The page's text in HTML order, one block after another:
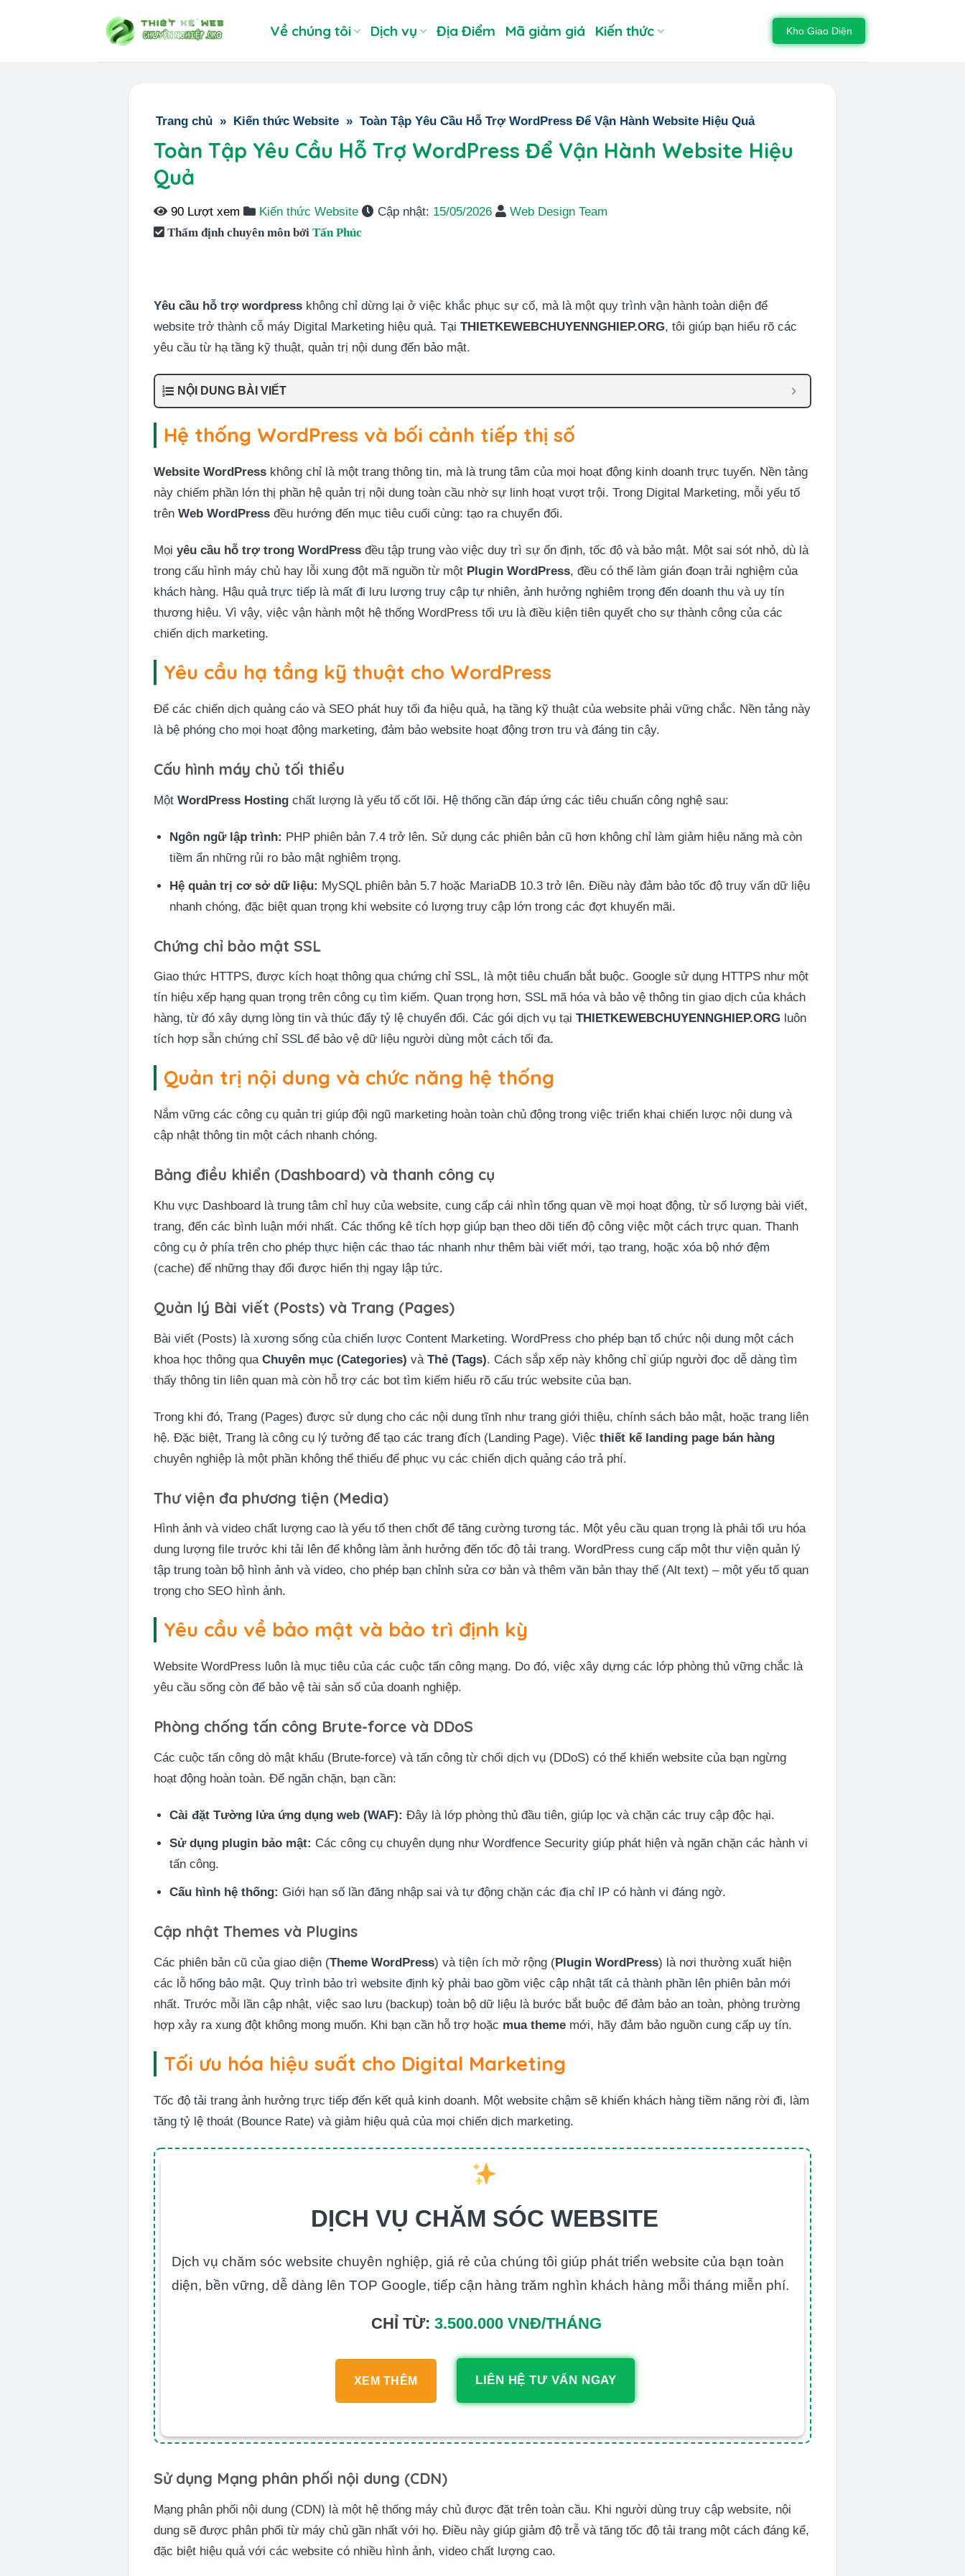
Về chúng tôi Dịch vụ Địa Điểm Mã giảm giá Kiến thức Kho Giao Diện
Trang chủ » Kiến thức Website » Toàn Tập Yêu Cầu Hỗ Trợ WordPress Để Vận Hành Website Hiệu Quả
Toàn Tập Yêu Cầu Hỗ Trợ WordPress Để Vận Hành Website Hiệu
Quả
90 Lượt xem Kiến thức Website Cập nhật: 15/05/2026 Web Design Team
Thẩm định chuyên môn bởiTấn Phúc
Yêu cầu hỗ trợ wordpress không chỉ dừng lại ở việc khắc phục sự cố, mà là một quy trình vận hành toàn diện để
website trở thành cỗ máy Digital Marketing hiệu quả. TạiTHIETKEWEBCHUYENNGHIEP.ORG, tôi giúp bạn hiểu rõ các
yêu cầu từ hạ tầng kỹ thuật, quản trị nội dung đến bảo mật.
NỘI DUNG BÀI VIẾT
Hệ thống WordPress và bối cảnh tiếp thị số
Website WordPress không chỉ là một trang thông tin, mà là trung tâm của mọi hoạt động kinh doanh trực tuyến. Nền tảng
này chiếm phần lớn thị phần hệ quản trị nội dung toàn cầu nhờ sự linh hoạt vượt trội. Trong Digital Marketing, mỗi yếu tố
trênWeb WordPress đều hướng đến mục tiêu cuối cùng: tạo ra chuyển đổi.
Mọiyêu cầu hỗ trợ trong WordPress đều tập trung vào việc duy trì sự ổn định, tốc độ và bảo mật. Một sai sót nhỏ, dù là
trong cấu hình máy chủ hay lỗi xung đột mã nguồn từ một Plugin WordPress, đều có thể làm gián đoạn trải nghiệm của
khách hàng. Hậu quả trực tiếp là mất đi lưu lượng truy cập tự nhiên, ảnh hưởng nghiêm trọng đến doanh thu và uy tín
thương hiệu. Vì vậy, việc vận hành một hệ thống WordPress tối ưu là điều kiện tiên quyết cho sự thành công của các
chiến dịch marketing.
Yêu cầu hạ tầng kỹ thuật cho WordPress
Để các chiến dịch quảng cáo và SEO phát huy tối đa hiệu quả, hạ tầng kỹ thuật của website phải vững chắc. Nền tảng này
là bệ phóng cho mọi hoạt động marketing, đảm bảo website hoạt động trơn tru và đáng tin cậy.
Cấu hình máy chủ tối thiểu
MộtWordPress Hosting chất lượng là yếu tố cốt lõi. Hệ thống cần đáp ứng các tiêu chuẩn công nghệ sau:
Ngôn ngữ lập trình: PHP phiên bản 7.4 trở lên. Sử dụng các phiên bản cũ hơn không chỉ làm giảm hiệu năng mà còn
tiềm ẩn những rủi ro bảo mật nghiêm trọng.
Hệ quản trị cơ sở dữ liệu: MySQL phiên bản 5.7 hoặc MariaDB 10.3 trở lên. Điều này đảm bảo tốc độ truy vấn dữ liệu
nhanh chóng, đặc biệt quan trọng khi website có lượng truy cập lớn trong các đợt khuyến mãi.
Chứng chỉ bảo mật SSL
Giao thức HTTPS, được kích hoạt thông qua chứng chỉ SSL, là một tiêu chuẩn bắt buộc. Google sử dụng HTTPS như một
tín hiệu xếp hạng quan trọng trên công cụ tìm kiếm. Quan trọng hơn, SSL mã hóa và bảo vệ thông tin giao dịch của khách
hàng, từ đó xây dựng lòng tin và thúc đẩy tỷ lệ chuyển đổi. Các gói dịch vụ tạiTHIETKEWEBCHUYENNGHIEP.ORG luôn
tích hợp sẵn chứng chỉ SSL để bảo vệ dữ liệu người dùng một cách tối đa.
Quản trị nội dung và chức năng hệ thống
Nắm vững các công cụ quản trị giúp đội ngũ marketing hoàn toàn chủ động trong việc triển khai chiến lược nội dung và
cập nhật thông tin một cách nhanh chóng.
Bảng điều khiển (Dashboard) và thanh công cụ
Khu vực Dashboard là trung tâm chỉ huy của website, cung cấp cái nhìn tổng quan về mọi hoạt động, từ số lượng bài viết,
trang, đến các bình luận mới nhất. Các thống kê tích hợp giúp bạn theo dõi tiến độ công việc một cách trực quan. Thanh
công cụ ở phía trên cho phép thực hiện các thao tác nhanh như thêm bài viết mới, tạo trang, hoặc xóa bộ nhớ đệm
(cache) để những thay đổi được hiển thị ngay lập tức.
Quản lý Bài viết (Posts) và Trang (Pages)
Bài viết (Posts) là xương sống của chiến lược Content Marketing. WordPress cho phép bạn tổ chức nội dung một cách
khoa học thông quaChuyên mục (Categories) vàThẻ (Tags). Cách sắp xếp này không chỉ giúp người đọc dễ dàng tìm
thấy thông tin liên quan mà còn hỗ trợ các bot tìm kiếm hiểu rõ cấu trúc website của bạn.
Trong khi đó, Trang (Pages) được sử dụng cho các nội dung tĩnh như trang giới thiệu, chính sách bảo mật, hoặc trang liên
hệ. Đặc biệt, Trang là công cụ lý tưởng để tạo các trang đích (Landing Page). Việcthiết kế landing page bán hàng
chuyên nghiệp là một phần không thể thiếu để phục vụ các chiến dịch quảng cáo trả phí.
Thư viện đa phương tiện (Media)
Hình ảnh và video chất lượng cao là yếu tố then chốt để tăng cường tương tác. Một yêu cầu quan trọng là phải tối ưu hóa
dung lượng file trước khi tải lên để không làm ảnh hưởng đến tốc độ tải trang. WordPress cung cấp một thư viện quản lý
tập trung toàn bộ hình ảnh và video, cho phép bạn chỉnh sửa cơ bản và thêm văn bản thay thế (Alt text) – một yếu tố quan
trọng cho SEO hình ảnh.
Yêu cầu về bảo mật và bảo trì định kỳ
Website WordPress luôn là mục tiêu của các cuộc tấn công mạng. Do đó, việc xây dựng các lớp phòng thủ vững chắc là
yêu cầu sống còn để bảo vệ tài sản số của doanh nghiệp.
Phòng chống tấn công Brute-force và DDoS
Các cuộc tấn công dò mật khẩu (Brute-force) và tấn công từ chối dịch vụ (DDoS) có thể khiến website của bạn ngừng
hoạt động hoàn toàn. Để ngăn chặn, bạn cần:
Cài đặt Tường lửa ứng dụng web (WAF): Đây là lớp phòng thủ đầu tiên, giúp lọc và chặn các truy cập độc hại.
Sử dụng plugin bảo mật: Các công cụ chuyên dụng như Wordfence Security giúp phát hiện và ngăn chặn các hành vi
tấn công.
Cấu hình hệ thống: Giới hạn số lần đăng nhập sai và tự động chặn các địa chỉ IP có hành vi đáng ngờ.
Cập nhật Themes và Plugins
Các phiên bản cũ của giao diện (Theme WordPress) và tiện ích mở rộng (Plugin WordPress) là nơi thường xuất hiện
các lỗ hổng bảo mật. Quy trình bảo trì website định kỳ phải bao gồm việc cập nhật tất cả thành phần lên phiên bản mới
nhất. Trước mỗi lần cập nhật, việc sao lưu (backup) toàn bộ dữ liệu là bước bắt buộc để đảm bảo an toàn, phòng trường
hợp xảy ra xung đột không mong muốn. Khi bạn cần hỗ trợ hoặc mua theme mới, hãy đảm bảo nguồn cung cấp uy tín.
Tối ưu hóa hiệu suất cho Digital Marketing
Tốc độ tải trang ảnh hưởng trực tiếp đến kết quả kinh doanh. Một website chậm sẽ khiến khách hàng tiềm năng rời đi, làm
tăng tỷ lệ thoát (Bounce Rate) và giảm hiệu quả của mọi chiến dịch marketing.
DỊCH VỤ CHĂM SÓC WEBSITE
Dịch vụ chăm sóc website chuyên nghiệp, giá rẻ của chúng tôi giúp phát triển website của bạn toàn
diện, bền vững, dễ dàng lên TOP Google, tiếp cận hàng trăm nghìn khách hàng mỗi tháng miễn phí.
CHỈ TỪ: 3.500.000 VNĐ/THÁNG
XEM THÊM LIÊN HỆ TƯ VẤN NGAY
Sử dụng Mạng phân phối nội dung (CDN)
Mạng phân phối nội dung (CDN) là một hệ thống máy chủ được đặt trên toàn cầu. Khi người dùng truy cập website, nội
dung sẽ được phân phối từ máy chủ gần nhất với họ. Điều này giúp giảm độ trễ và tăng tốc độ tải trang một cách đáng kể,
đặc biệt hiệu quả với các website có nhiều hình ảnh, video chất lượng cao.